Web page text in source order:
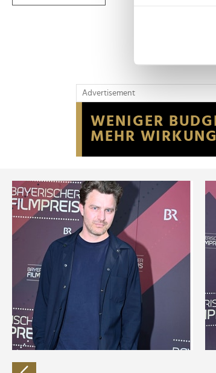
Erfahren Sie
Wir verwenden
Website an
möglicherweise
der Dienste
Advertisement